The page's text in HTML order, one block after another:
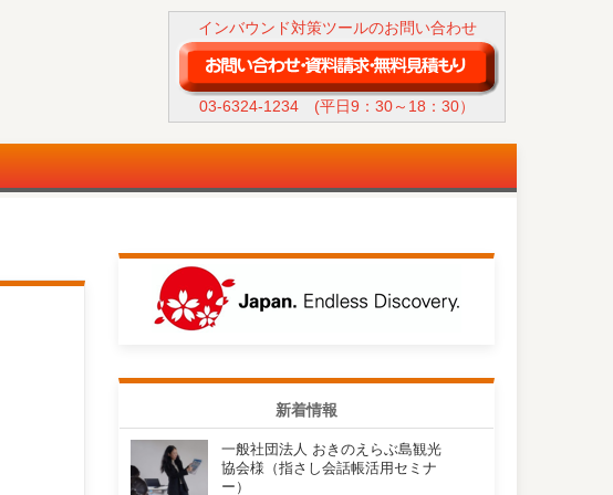
インバウンド対策ツールのお問い合わせ
03-6324-1234 (平日9：30～18：30）
新着情報
一般社団法人 おきのえらぶ島観光
協会様（指さし会話帳活用セミナ
ー）